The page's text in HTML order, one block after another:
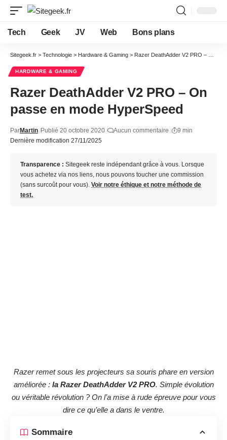
Tech Geek JV Web Bons plans
Sitegeek.fr > Technologie > Hardware & Gaming > Razer DeathAdder V2 PRO – On passe en mode HyperSpeed
HARDWARE & GAMING
Razer DeathAdder V2 PRO – On
passe en mode HyperSpeed
Dernière modification 27/11/2025
ParMartin Publié 20 octobre 2020 Aucun commentaire 9 min
Transparence : Sitegeek reste indépendant grâce à vous. Lorsque
vous achetez via nos liens, nous pouvons toucher une commission
(sans surcoût pour vous). Voir notre éthique et notre méthode de
test.
Razer remet sous les projecteurs sa souris phare en version
améliorée : la Razer DeathAdder V2 PRO. Simple évolution
ou véritable révolution ? On l’a mise à rude épreuve pour vous
dire ce qu’elle a dans le ventre.
Sommaire